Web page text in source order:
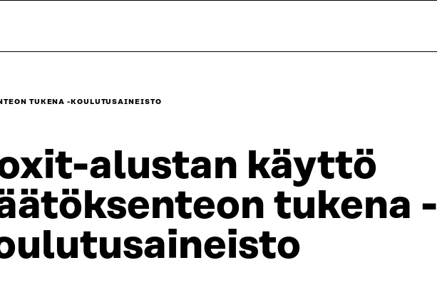
TUKENA -KOULUTUSAINEISTO
alustan käyttö
tukena -